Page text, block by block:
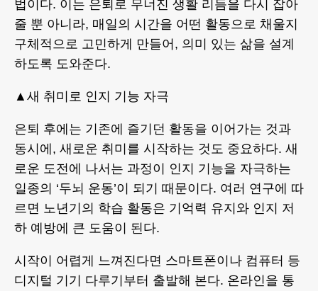
법이다. 이는 은퇴로 무너진 생활 리듬을 다시 잡아
줄 뿐 아니라, 매일의 시간을 어떤 활동으로 채울지
구체적으로 고민하게 만들어, 의미 있는 삶을 설계
하도록 도와준다.
▲새 취미로 인지 기능 자극
은퇴 후에는 기존에 즐기던 활동을 이어가는 것과
동시에, 새로운 취미를 시작하는 것도 중요하다. 새
로운 도전에 나서는 과정이 인지 기능을 자극하는
일종의 ‘두뇌 운동’이 되기 때문이다. 여러 연구에 따
르면 노년기의 학습 활동은 기억력 유지와 인지 저
하 예방에 큰 도움이 된다.
시작이 어렵게 느껴진다면 스마트폰이나 컴퓨터 등
디지털 기기 다루기부터 출발해 본다. 온라인을 통